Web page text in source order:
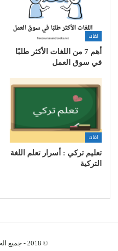
لغات
أهم 7 من اللغات الأكثر طلبًا
في سوق العمل
لغات
تعليم تركي : أسرار تعلم اللغة
التركية
© 2018 - جميع الحقوق محفوظة.